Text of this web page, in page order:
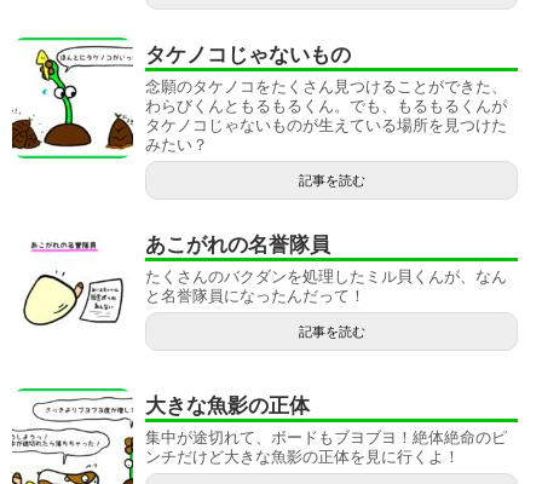
タケノコじゃないもの
念願のタケノコをたくさん見つけることができた、
わらびくんともるもるくん。でも、もるもるくんが
タケノコじゃないものが生えている場所を見つけた
みたい？
記事を読む
あこがれの名誉隊員
たくさんのバクダンを処理したミル貝くんが、なん
と名誉隊員になったんだって！
記事を読む
大きな魚影の正体
集中が途切れて、ボードもブヨブヨ！絶体絶命のピ
ンチだけど大きな魚影の正体を見に行くよ！